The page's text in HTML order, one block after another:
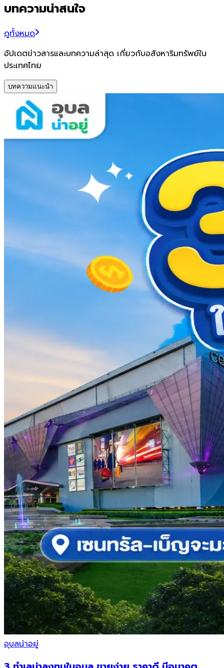
บทความน่าสนใจ
ดูทั้งหมด
อัปเดตข่าวสารและบทความล่าสุด เกี่ยวกับอสังหาริมทรัพย์ใน
ประเทศไทย
บทความแนะนำ
อุบลน่าอยู่